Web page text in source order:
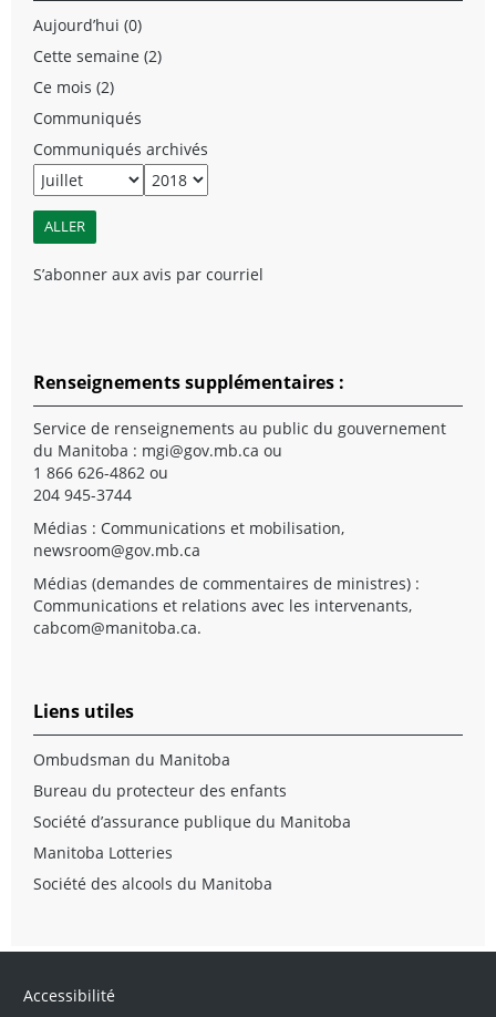
Aujourd’hui (0)
Cette semaine (2)
Ce mois (2)
Communiqués
Communiqués archivés
S’abonner aux avis par courriel
Renseignements supplémentaires :
Service de renseignements au public du gouvernement
du Manitoba : mgi@gov.mb.ca ou
1 866 626-4862 ou
204 945-3744
Médias : Communications et mobilisation,
newsroom@gov.mb.ca
Médias (demandes de commentaires de ministres) :
Communications et relations avec les intervenants,
cabcom@manitoba.ca.
Liens utiles
Ombudsman du Manitoba
Bureau du protecteur des enfants
Société d’assurance publique du Manitoba
Manitoba Lotteries
Société des alcools du Manitoba
Accessibilité